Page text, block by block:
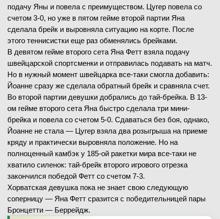
подачу Яны и повела с преимуществом. Цугер повела со
счетом 3-0, но уже в пятом гейме второй партии Яна
сделала брейк и выровняла ситуацию на корте. После
этого теннисистки еще раз обменялись брейками.
В девятом гейме второго сета Яна Фетт взяла подачу
швейцарской спортсменки и отправилась подавать на матч.
Но в нужный момент швейцарка все-таки смогла добавить:
Йоанне сразу же сделала обратный брейк и сравняла счет.
Во второй партии девушки добрались до тай-брейка. В 13-
ом гейме второго сета Яна быстро сделала три мини-
брейка и повела со счетом 5-0. Сдаваться без боя, однако,
Йоанне не стала — Цугер взяла два розыгрыша на приеме
кряду и практически выровняла положение. Но на
полноценный камбэк у 185-ой ракетки мира все-таки не
хватило силенок: тай-брейк второго игрового отрезка
закончился победой Фетт со счетом 7-3.
Хорватская девушка пока не знает свою следующую
соперницу — Яна Фетт сразится с победительницей пары
Бронцетти — Беррейдж.